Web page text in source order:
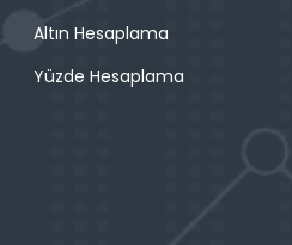
Altın Hesaplama
Yüzde Hesaplama